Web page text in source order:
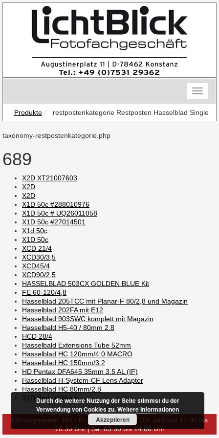
Toggle
Produkte
restpostenkategorie Restposten Hasselblad Single
taxonomy-restpostenkategorie.php
689
X2D XT21007603
X2D
X2D
X1D 50c #288010976
X1D 50c # UQ26011058
X1D 50c #27014501
X1d 50c
X1D 50c
XCD 21/4
XCD30/3,5
XCD45/4
XCD90/2,5
HASSELBLAD 503CX GOLDEN BLUE Kit
FE 60-120/4,8
Hasselblad 205TCC mit Planar-F 80/2,8 und Magazin
Hasselblad 202FA mit E12
Hasselblad 903SWC komplett mit Magazin
Hasselbald H5-40 / 80mm 2.8
HCD 28/4
Hasselbald Extensions Tube 52mm
Hasselblad HC 120mm/4.0 MACRO
Hasselblad HC 150mm/3.2
HD Pentax DFA645 35mm 3.5 AL (IF)
Hasselblad H-System-CF Lens Adapter
Hasselblad HC 80mm/2.8
X1D Body (Silber)
Öffnungszeiten: Mo - Fr: 09.30 bis 13.00 Uhr und von 14.00 bis
18.30 Uhr | Sa: 09.30 bis 14.00 Uhr
Durch die weitere Nutzung der Seite stimmst du der
Verwendung von Cookies zu.Weitere Informationen
Akzeptieren